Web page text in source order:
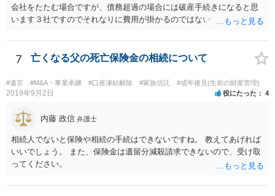
会社をたたむ場合ですが、債務超過の場合には破産手続きになると思
います３社ですのでそれなりに費用が掛かるのではないでしょうか。
7 亡くなる父の死亡保険金の相続について
#遺言 #M&A・事業承継 #口座凍結解除 #家族信託 #成年後見(生前の財産管理)
2019年9月2日 役にたった 4
内藤 政信 弁護士
相続人でないと保険や相続の手続はできないですね。 教えてあげれば
いいでしょう。 また、保険金は遺留分減殺請求できないので、受け取
ってください。